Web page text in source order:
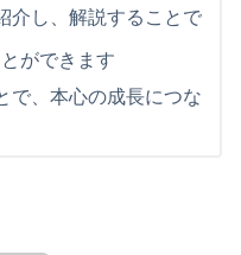
介し、解説することで
ができます
で、本心の成長につな